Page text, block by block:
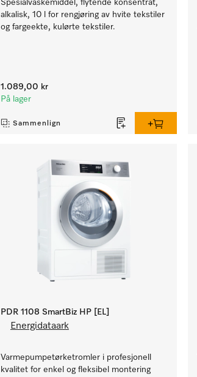
Spesialvaskemiddel, flytende konsentrat,
alkalisk, 10 l for rengjøring av hvite tekstiler
og fargeekte, kulørte tekstiler.
1.089,00 kr
På lager
Sammenlign
PDR 1108 SmartBiz HP [EL]
Energidataark
Varmepumpetørketromler i profesjonell
kvalitet for enkel og fleksibel montering